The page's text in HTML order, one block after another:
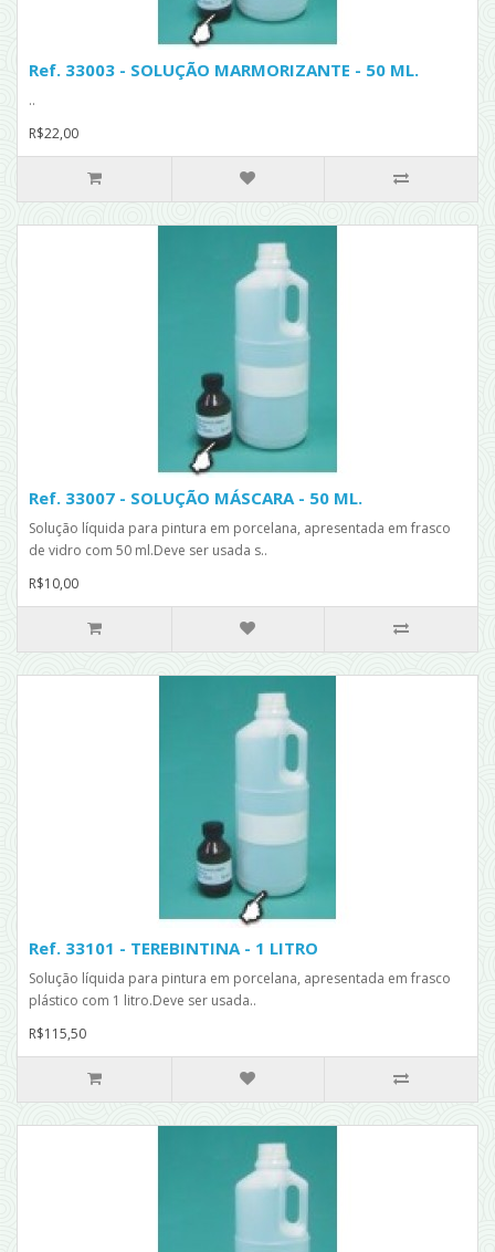
Ref. 33003 - SOLUÇÃO MARMORIZANTE - 50 ML.
..
R$22,00
Ref. 33007 - SOLUÇÃO MÁSCARA - 50 ML.
Solução líquida para pintura em porcelana, apresentada em frasco
de vidro com 50 ml.Deve ser usada s..
R$10,00
Ref. 33101 - TEREBINTINA - 1 LITRO
Solução líquida para pintura em porcelana, apresentada em frasco
plástico com 1 litro.Deve ser usada..
R$115,50